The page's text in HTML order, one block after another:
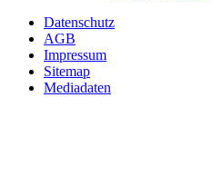
Datenschutz
AGB
Impressum
Sitemap
Mediadaten